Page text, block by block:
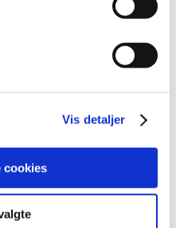
Vis detaljer
cookies